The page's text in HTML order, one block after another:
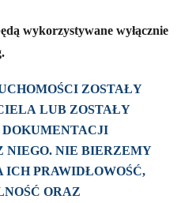
wykorzystywane wyłącznie
ZOSTAŁY
LUB ZOSTAŁY
DOKUMENTACJI
NIEGO. NIE BIERZEMY
PRAWIDŁOWOŚĆ,
ORAZ